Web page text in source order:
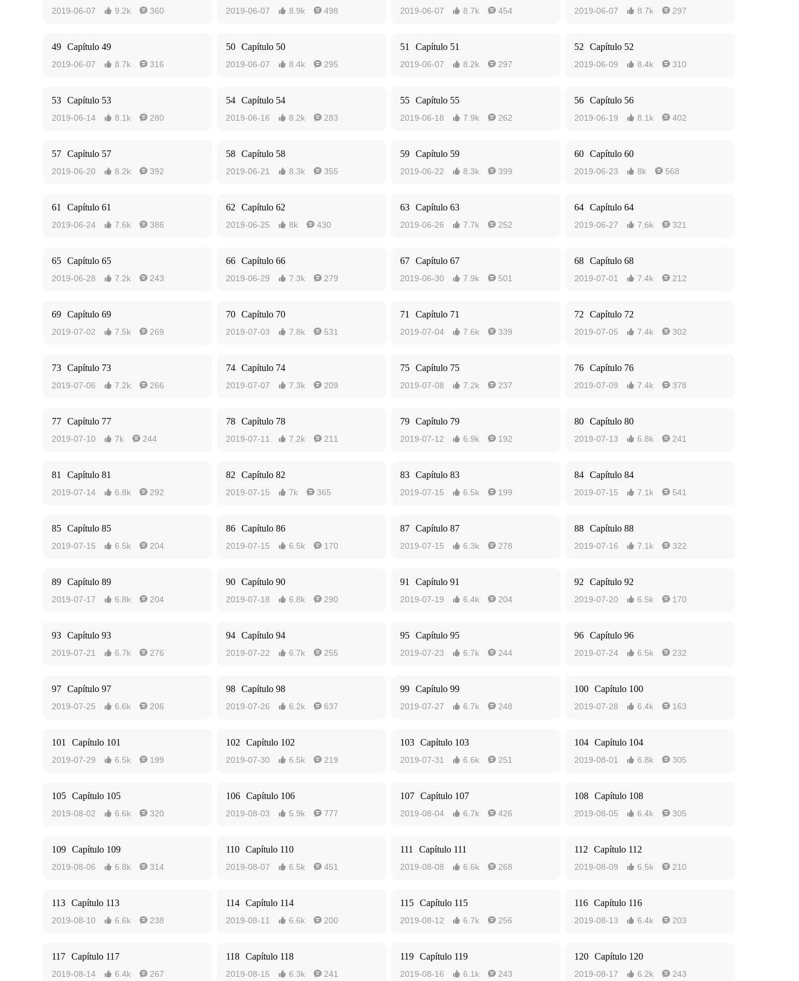
2019-06-07  9.2k  360 2019-06-07  8.9k  498 2019-06-07  8.7k  454 2019-06-07  8.7k  297
49 Capítulo 49
2019-06-07  8.7k  316
50 Capítulo 50
2019-06-07  8.4k  295
51 Capítulo 51
2019-06-07  8.2k  297
52 Capítulo 52
2019-06-09  8.4k  310
53 Capítulo 53
2019-06-14  8.1k  280
54 Capítulo 54
2019-06-16  8.2k  283
55 Capítulo 55
2019-06-18  7.9k  262
56 Capítulo 56
2019-06-19  8.1k  402
57 Capítulo 57
2019-06-20  8.2k  392
58 Capítulo 58
2019-06-21  8.3k  355
59 Capítulo 59
2019-06-22  8.3k  399
60 Capítulo 60
2019-06-23  8k  568
61 Capítulo 61
2019-06-24  7.6k  386
62 Capítulo 62
2019-06-25  8k  430
63 Capítulo 63
2019-06-26  7.7k  252
64 Capítulo 64
2019-06-27  7.6k  321
65 Capítulo 65
2019-06-28  7.2k  243
66 Capítulo 66
2019-06-29  7.3k  279
67 Capítulo 67
2019-06-30  7.9k  501
68 Capítulo 68
2019-07-01  7.4k  212
69 Capítulo 69
2019-07-02  7.5k  269
70 Capítulo 70
2019-07-03  7.8k  531
71 Capítulo 71
2019-07-04  7.6k  339
72 Capítulo 72
2019-07-05  7.4k  302
73 Capítulo 73
2019-07-06  7.2k  266
74 Capítulo 74
2019-07-07  7.3k  209
75 Capítulo 75
2019-07-08  7.2k  237
76 Capítulo 76
2019-07-09  7.4k  378
77 Capítulo 77
2019-07-10  7k  244
78 Capítulo 78
2019-07-11  7.2k  211
79 Capítulo 79
2019-07-12  6.9k  192
80 Capítulo 80
2019-07-13  6.8k  241
81 Capítulo 81
2019-07-14  6.8k  292
82 Capítulo 82
2019-07-15  7k  365
83 Capítulo 83
2019-07-15  6.5k  199
84 Capítulo 84
2019-07-15  7.1k  541
85 Capítulo 85
2019-07-15  6.5k  204
86 Capítulo 86
2019-07-15  6.5k  170
87 Capítulo 87
2019-07-15  6.3k  278
88 Capítulo 88
2019-07-16  7.1k  322
89 Capítulo 89
2019-07-17  6.8k  204
90 Capítulo 90
2019-07-18  6.8k  290
91 Capítulo 91
2019-07-19  6.4k  204
92 Capítulo 92
2019-07-20  6.5k  170
93 Capítulo 93
2019-07-21  6.7k  276
94 Capítulo 94
2019-07-22  6.7k  255
95 Capítulo 95
2019-07-23  6.7k  244
96 Capítulo 96
2019-07-24  6.5k  232
97 Capítulo 97
2019-07-25  6.6k  206
98 Capítulo 98
2019-07-26  6.2k  637
99 Capítulo 99
2019-07-27  6.7k  248
100 Capítulo 100
2019-07-28  6.4k  163
101 Capítulo 101
2019-07-29  6.5k  199
102 Capítulo 102
2019-07-30  6.5k  219
103 Capítulo 103
2019-07-31  6.6k  251
104 Capítulo 104
2019-08-01  6.8k  305
105 Capítulo 105
2019-08-02  6.6k  320
106 Capítulo 106
2019-08-03  5.9k  777
107 Capítulo 107
2019-08-04  6.7k  426
108 Capítulo 108
2019-08-05  6.4k  305
109 Capítulo 109
2019-08-06  6.8k  314
110 Capítulo 110
2019-08-07  6.5k  451
111 Capítulo 111
2019-08-08  6.6k  268
112 Capítulo 112
2019-08-09  6.5k  210
113 Capítulo 113
2019-08-10  6.6k  238
114 Capítulo 114
2019-08-11  6.6k  200
115 Capítulo 115
2019-08-12  6.7k  256
116 Capítulo 116
2019-08-13  6.4k  203
117 Capítulo 117
2019-08-14  6.4k  267
118 Capítulo 118
2019-08-15  6.3k  241
119 Capítulo 119
2019-08-16  6.1k  243
120 Capítulo 120
2019-08-17  6.2k  243